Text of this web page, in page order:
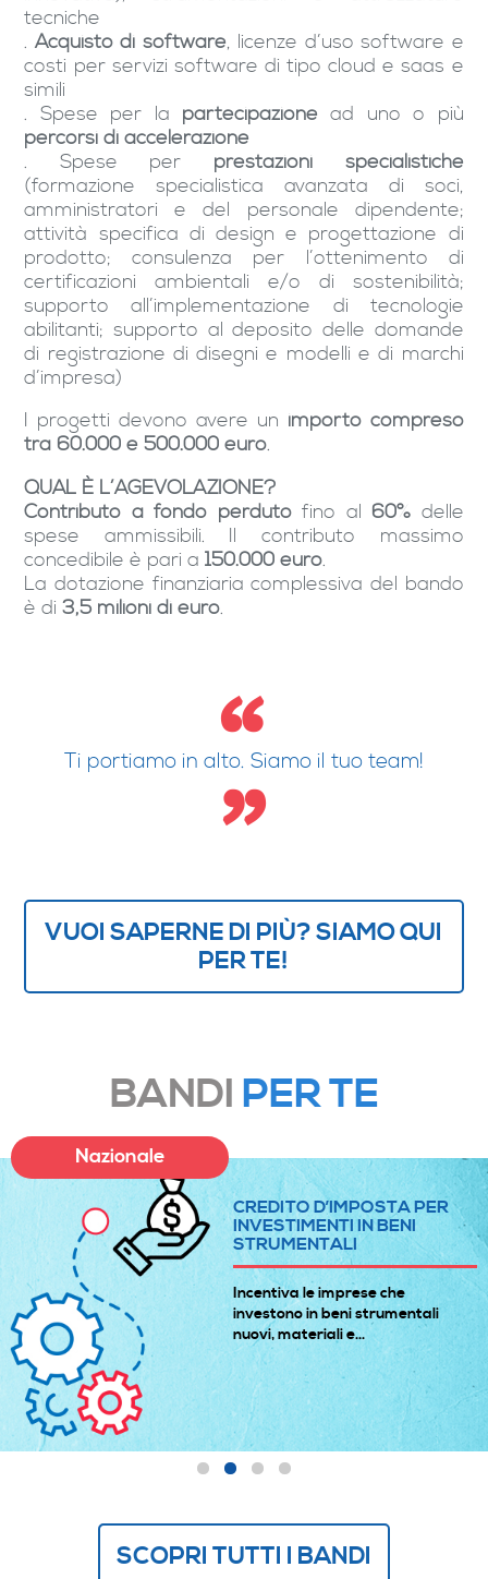
tecniche
. Acquisto di software, licenze d’uso software e
costi per servizi software di tipo cloud e saas e
simili
. Spese per la partecipazionead uno o più
percorsi di accelerazione
. Spese per prestazioni specialistiche
(formazione specialistica avanzata di soci,
amministratori e del personale dipendente;
attività specifica di design e progettazione di
prodotto; consulenza per l’ottenimento di
certificazioni ambientali e/o di sostenibilità;
supporto all’implementazione di tecnologie
abilitanti; supporto al deposito delle domande
di registrazione di disegni e modelli e di marchi
d’impresa)
I progetti devono avere un importo compreso
tra 60.000 e 500.000 euro.
QUAL È L’AGEVOLAZIONE?
Contributo a fondo perdutofino al 60% delle
spese ammissibili. Il contributo massimo
concedibile è pari a150.000 euro.
La dotazione finanziaria complessiva del bando
è di3,5 milioni di euro.
Ti portiamo in alto. Siamo il tuo team!
VUOI SAPERNE DI PIÙ? SIAMO QUI
PER TE!
BANDI PER TE
Nazionale
CREDITO D’IMPOSTA PER
INVESTIMENTI IN BENI
STRUMENTALI
Incentiva le imprese che
investono in beni strumentali
nuovi, materiali e...
SCOPRI TUTTI I BANDI